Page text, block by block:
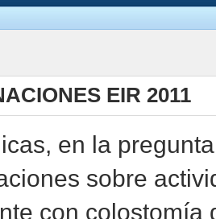
EIR 2011
en la
sobre
con colostomía